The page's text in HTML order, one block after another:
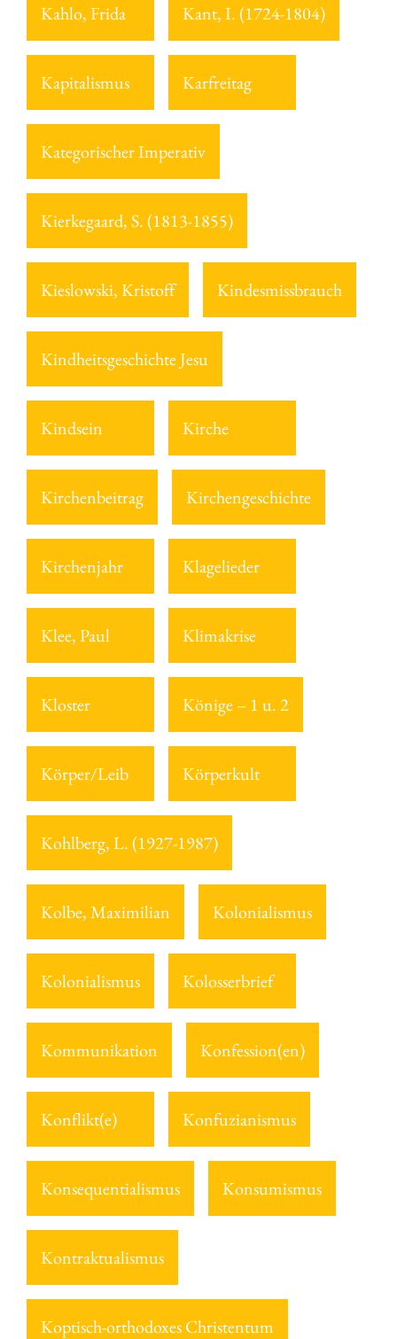
Kahlo, Frida Kant, I. (1724-1804)
Kapitalismus Karfreitag
Kategorischer Imperativ
Kierkegaard, S. (1813-1855)
Kieslowski, Kristoff Kindesmissbrauch
Kindheitsgeschichte Jesu
Kindsein Kirche
Kirchenbeitrag Kirchengeschichte
Kirchenjahr Klagelieder
Klee, Paul Klimakrise
Kloster Könige – 1 u. 2
Körper/Leib Körperkult
Kohlberg, L. (1927-1987)
Kolbe, Maximilian Kolonialismus
Kolonialismus Kolosserbrief
Kommunikation Konfession(en)
Konflikt(e) Konfuzianismus
Konsequentialismus Konsumismus
Kontraktualismus
Koptisch-orthodoxes Christentum